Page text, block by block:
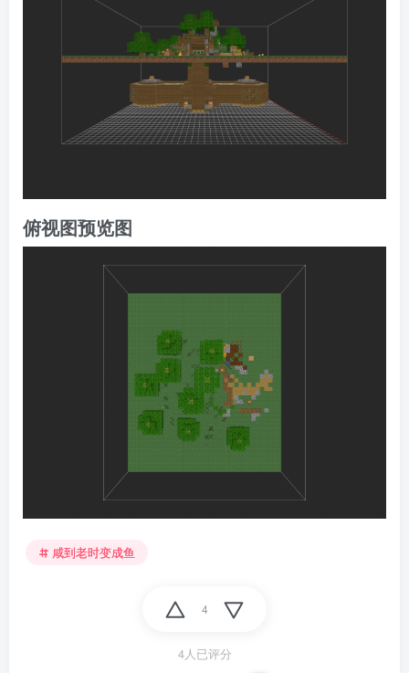
俯视图预览图
咸到老时变成鱼
4
4人已评分